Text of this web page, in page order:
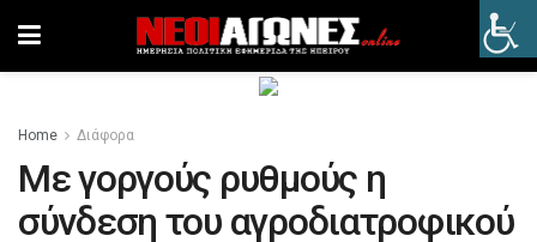
Home Διάφορα
Με γοργούς ρυθμούς η
σύνδεση του αγροδιατροφικού